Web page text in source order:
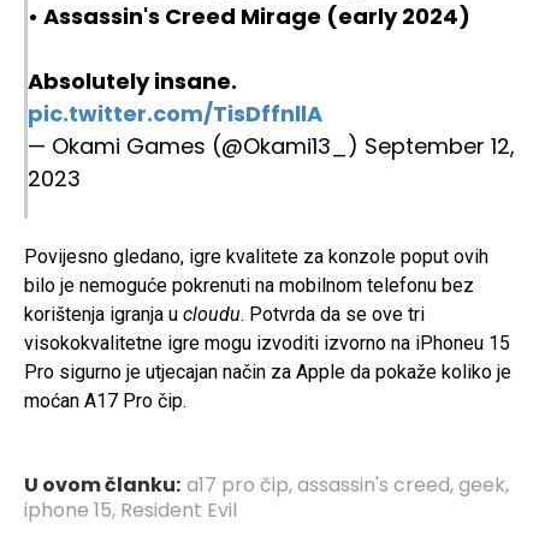
• Assassin's Creed Mirage (early 2024)
Absolutely insane.
pic.twitter.com/TisDffnllA
— Okami Games (@Okami13_) September 12,
2023
Povijesno gledano, igre kvalitete za konzole poput ovih
bilo je nemoguće pokrenuti na mobilnom telefonu bez
korištenja igranja u cloudu. Potvrda da se ove tri
visokokvalitetne igre mogu izvoditi izvorno na iPhoneu 15
Pro sigurno je utjecajan način za Apple da pokaže koliko je
moćan A17 Pro čip.
U ovom članku: a17 pro čip,assassin's creed,geek,
iphone 15, Resident Evil